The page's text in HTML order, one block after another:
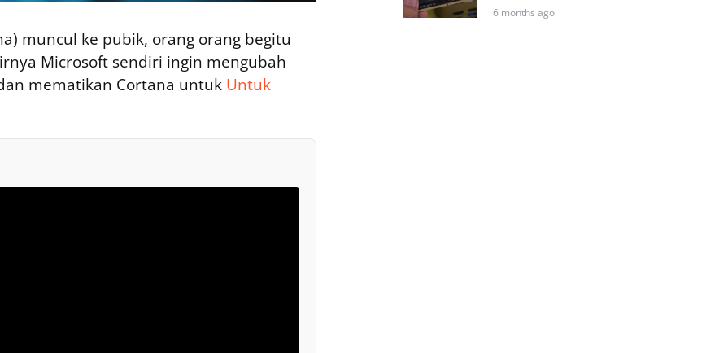
muncul ke pubik, orang orang begitu
Microsoft sendiri ingin mengubah
mematikan Cortana untuk Untuk
6 months ago